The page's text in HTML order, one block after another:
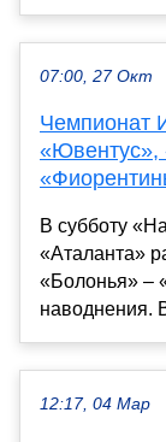
07:00, 27 Окт
Чемпионат
«Ювентус»,
В субботу
«Аталанта»
«Болонья» –
наводнения.
12:17, 04 Мар